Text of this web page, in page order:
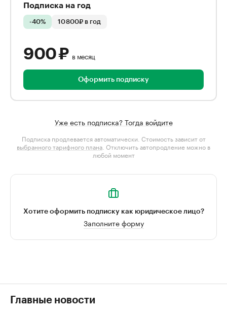
Подписка на год
-40% 10 800₽ в год
900 ₽ в месяц
Оформить подписку
Уже есть подписка? Тогда войдите
Подписка продлевается автоматически. Стоимость зависит от
выбранного тарифного плана . Отключить автопродление можно в
любой момент
Хотите оформить подписку как юридическое лицо?
Заполните форму
Главные новости